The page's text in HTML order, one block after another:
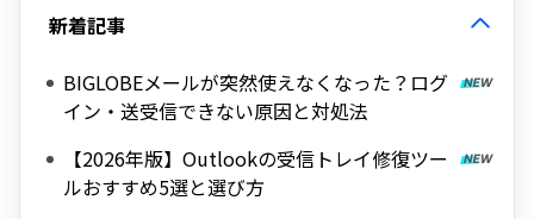
新着記事
BIGLOBEメールが突然使えなくなった？ログ
イン・送受信できない原因と対処法
【2026年版】Outlookの受信トレイ修復ツー
ルおすすめ5選と選び方